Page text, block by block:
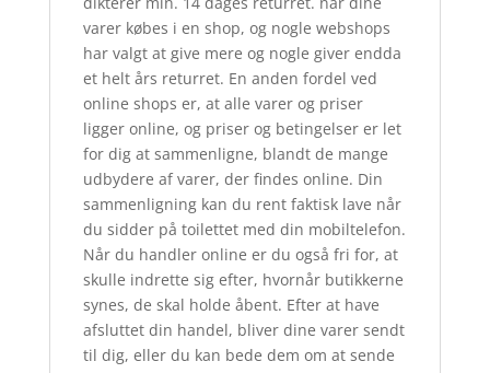
varer købes i en shop, og nogle webshops
har valgt at give mere og nogle giver endda
et helt års returret. En anden fordel ved
online shops er, at alle varer og priser
ligger online, og priser og betingelser er let
for dig at sammenligne, blandt de mange
udbydere af varer, der findes online. Din
sammenligning kan du rent faktisk lave når
du sidder på toilettet med din mobiltelefon.
Når du handler online er du også fri for, at
skulle indrette sig efter, hvornår butikkerne
synes, de skal holde åbent. Efter at have
afsluttet din handel, bliver dine varer sendt
til dig, eller du kan bede dem om at sende